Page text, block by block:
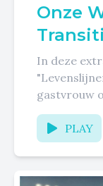
Onze
In deze
gastvrouw
verloofde,
PLAY